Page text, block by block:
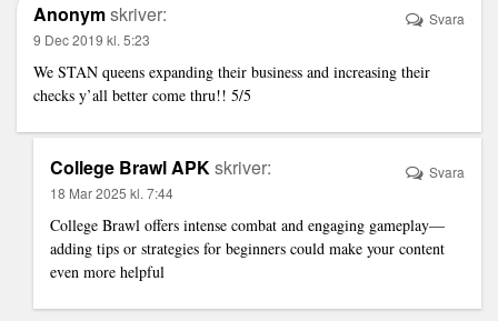
Anonymskriver:
9 Dec 2019 kl. 5:23
We STAN queens expanding their business and increasing their
checks y’all better come thru!! 5/5
Svara
College Brawl APKskriver:
18 Mar 2025 kl. 7:44
College Brawl offers intense combat and engaging gameplay—
adding tips or strategies for beginners could make your content
even more helpful
Svara